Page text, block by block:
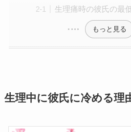
生理痛時の彼氏の最
もっと見る
生理中に彼氏に冷める理